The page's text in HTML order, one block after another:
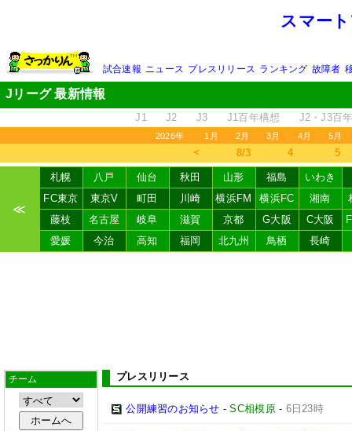
スマー
試合速報 ニュース プレスリリース ランキング 故障者
Jリーグ 最新情報
J1 J2 J3 J1百年構想 J2・J3百
2026年 1月 2月 3月 4月 5月
＜ 8/3 4 5
≪
札幌 八戸 仙台 秋田 山形 福島
いわき
FC東京
東京V 町田 川崎 横浜FM 横浜FC 湘南
藤枝
名古屋 岐阜 滋賀 京都 G大阪 C大阪
愛媛
今治 高知 福岡 北九州 鳥栖 長崎
チーム プレスリリース
公開練習のお知らせ -SC相模原- 6日23時